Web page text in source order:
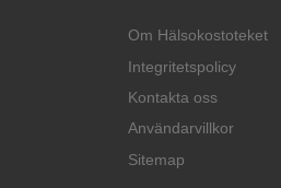
Om Hälsokostoteket
Integritetspolicy
Kontakta oss
Användarvillkor
Sitemap